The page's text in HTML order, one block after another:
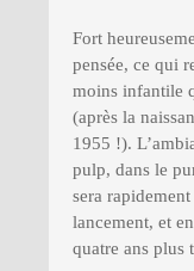
Fort
pensée, ce qui
moins infantile
(après la
1955 !).
pulp, dans le
sera
lancement, et
quatre ans plus